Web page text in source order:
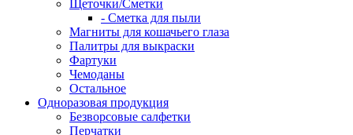
Щеточки/Сметки
- Сметка для пыли
Магниты для кошачьего глаза
Палитры для выкраски
Фартуки
Чемоданы
Остальное
Одноразовая продукция
Безворсовые салфетки
Перчатки